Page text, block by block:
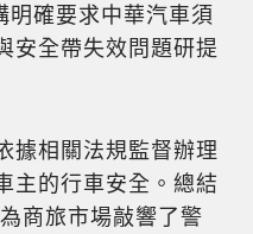
明確要求中華汽車須
安全帶失效問題研提
據相關法規監督辦理
主的行車安全。總結
商旅市場敲響了警